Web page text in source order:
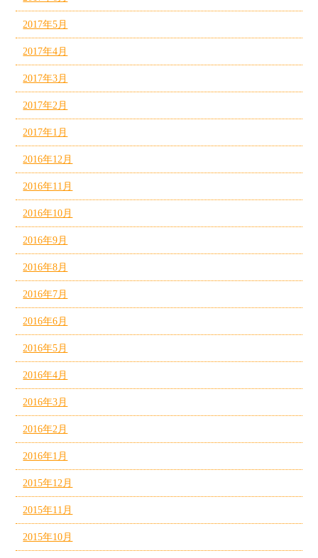
2017年5月
2017年4月
2017年3月
2017年2月
2017年1月
2016年12月
2016年11月
2016年10月
2016年9月
2016年8月
2016年7月
2016年6月
2016年5月
2016年4月
2016年3月
2016年2月
2016年1月
2015年12月
2015年11月
2015年10月